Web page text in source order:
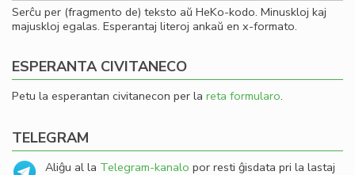
Serĉu per (fragmento de) teksto aŭ HeKo-kodo. Minuskloj kaj
majuskloj egalas. Esperantaj literoj ankaŭ en x-formato.
ESPERANTA CIVITANECO
Petu la esperantan civitanecon per la reta formularo.
TELEGRAM
Aliĝu al la Telegram-kanalo por resti ĝisdata pri la lastaj